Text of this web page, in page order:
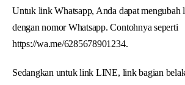
Untuk link Whatsapp, Anda dapat mengubah
dengan nomor Whatsapp. Contohnya seperti
https://wa.me/6285678901234.
Sedangkan untuk link LINE, link bagian